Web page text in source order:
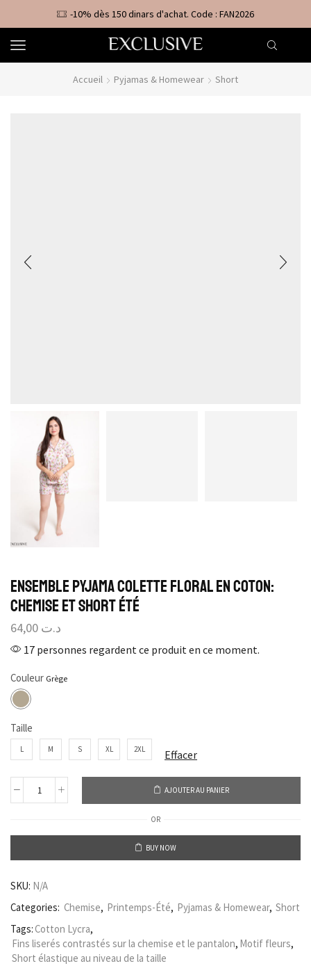
-10% dès 150 dinars d'achat. Code : FAN2026
Accueil Pyjamas & Homewear Short
Ensemble Pyjama Colette Floral en Coton:
Chemise et Short Été
د.ت
17 personnes regardent ce produit en ce moment.
Couleur
Taille
L M S XL 2XL Effacer
AJOUTER AU PANIER
OR
BUY NOW
SKU: N/A
Categories: Chemise, Printemps-Été, Pyjamas & Homewear, Short
Tags: Cotton Lycra,
Fins liserés contrastés sur la chemise et le pantalon, Motif fleurs,
Short élastique au niveau de la taille